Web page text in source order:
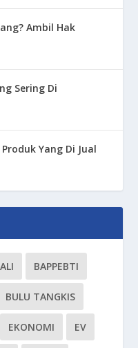
Ambil Hak
Sering Di
Yang Di Jual
BAPPEBTI
BULU TANGKIS
EKONOMI EV